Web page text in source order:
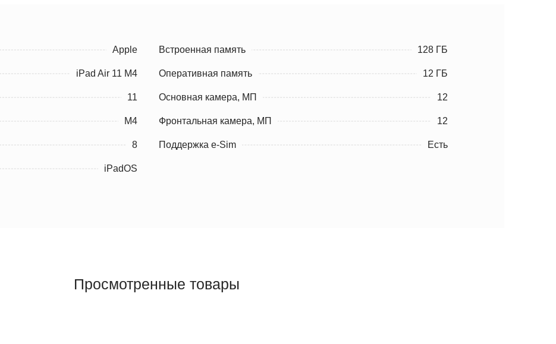
Apple
iPad Air 11 M4
11
M4
8
iPadOS
Встроенная память 128 ГБ
Оперативная память 12 ГБ
Основная камера, МП 12
Фронтальная камера, МП 12
Поддержка e-Sim Есть
Просмотренные товары